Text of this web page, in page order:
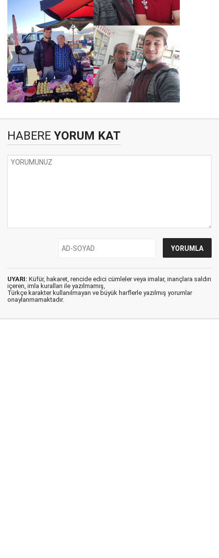
HABERE YORUM KAT
UYARI: Küfür, hakaret, rencide edici cümleler veya imalar, inançlara saldırı
içeren, imla kuralları ile yazılmamış,
Türkçe karakter kullanılmayan ve büyük harflerle yazılmış yorumlar
onaylanmamaktadır.